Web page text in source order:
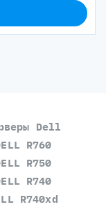
Dell
R760
R750
R740
R740xd